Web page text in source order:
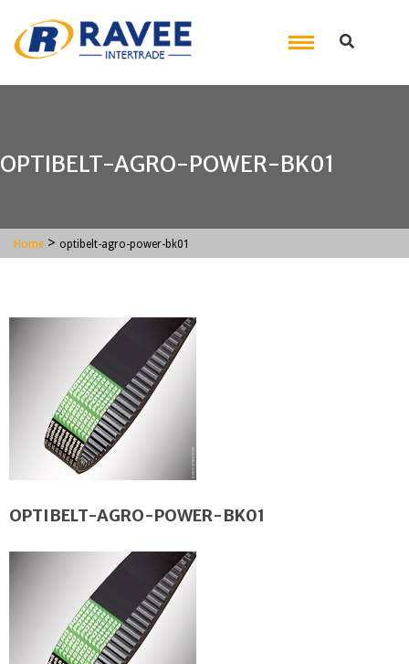
OPTIBELT-AGRO-POWER-BK01
Home > optibelt-agro-power-bk01
OPTIBELT-AGRO-POWER-BK01